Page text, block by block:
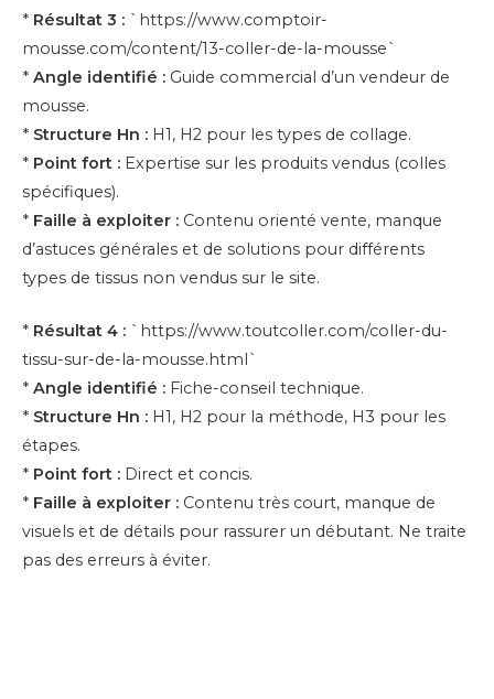
* Résultat 3 : `https://www.comptoir-
mousse.com/content/13-coller-de-la-mousse`
* Angle identifié : Guide commercial d’un vendeur de
mousse.
* Structure Hn : H1, H2 pour les types de collage.
* Point fort : Expertise sur les produits vendus (colles
spécifiques).
* Faille à exploiter : Contenu orienté vente, manque
d’astuces générales et de solutions pour différents
types de tissus non vendus sur le site.
* Résultat 4 : `https://www.toutcoller.com/coller-du-
tissu-sur-de-la-mousse.html`
* Angle identifié : Fiche-conseil technique.
* Structure Hn : H1, H2 pour la méthode, H3 pour les
étapes.
* Point fort : Direct et concis.
* Faille à exploiter : Contenu très court, manque de
visuels et de détails pour rassurer un débutant. Ne traite
pas des erreurs à éviter.